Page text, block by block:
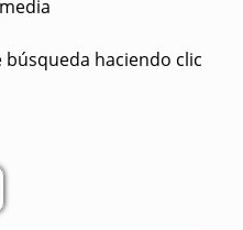
haciendo clic